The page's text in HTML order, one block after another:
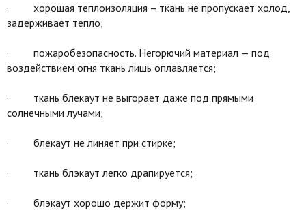
· хорошая теплоизоляция – ткань не пропускает холод,
задерживает тепло;
· пожаробезопасность. Негорючий материал — под
воздействием огня ткань лишь оплавляется;
· ткань блекаут не выгорает даже под прямыми
солнечными лучами;
· блекаут не линяет при стирке;
· ткань блэкаут легко драпируется;
· блэкаут хорошо держит форму;